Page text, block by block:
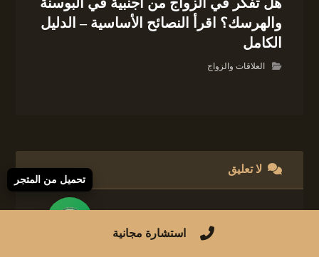
والهرسك؟ اقرأ النصائح الأساسية – الدليل
الكامل
العلاقات والزواج
لا تعليق
اترك تعليقاً استشارة مجانية
تحميل من المتجر